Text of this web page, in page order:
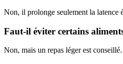
Non, il prolonge seulement la latence
Faut-il éviter certains
Non, mais un repas léger est conseillé.